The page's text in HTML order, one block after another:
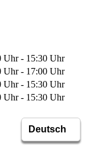
Uhr - 15:30 Uhr
Uhr - 17:00 Uhr
Uhr - 15:30 Uhr
Uhr - 15:30 Uhr